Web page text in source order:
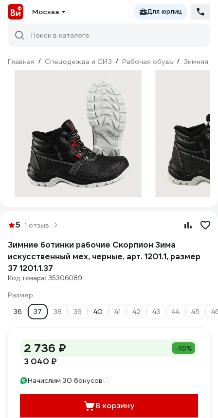
Москва Для юрлиц
Поиск в каталоге
Главная / Спецодежда и СИЗ / Рабочая обувь / Зимняя
5 1 отзыв
Зимние ботинки рабочие Скорпион Зима
искусственный мех, черные, арт. 1201.1, размер
37 1201.1.37
Код товара: 35306089
Размер
36
37 38 39 40 41 42 43 44 45
2 736 ₽ -10%
3 040 ₽
Начислим 30 бонусов
В корзину